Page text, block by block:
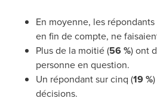
En moyenne, les
en fin de compte, ne
Plus de la moitié (56 %) ont
personne en question.
Un répondant sur cinq (19 %
décisions.